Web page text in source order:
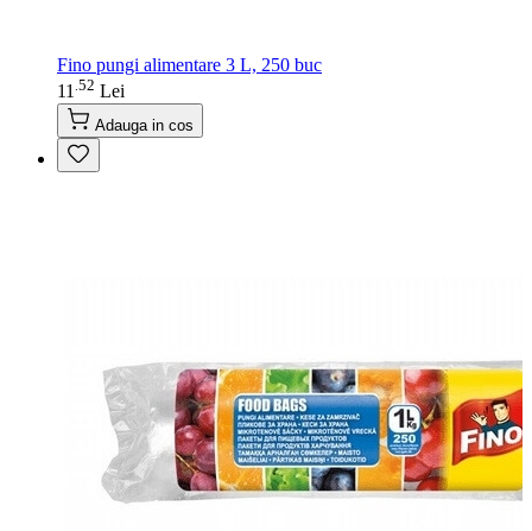
Fino pungi alimentare 3 L, 250 buc
11.52 Lei
Adauga in cos